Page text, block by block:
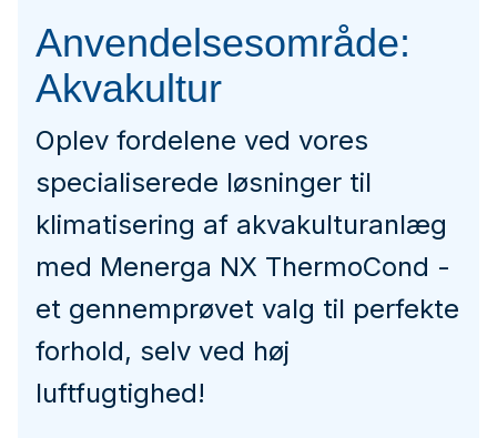
Anvendelsesområde:
Akvakultur
Oplev fordelene ved vores
specialiserede løsninger til
klimatisering af akvakulturanlæg
med Menerga NX ThermoCond -
et gennemprøvet valg til perfekte
forhold, selv ved høj
luftfugtighed!